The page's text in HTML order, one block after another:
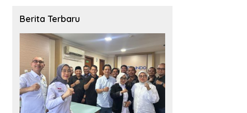
PAD Situbondo Turun Tajam:
Pemerintah Tidak Cukup
Investigasi Seharian di
Tampora, SITI JENAR Temukan
Berita Terbaru